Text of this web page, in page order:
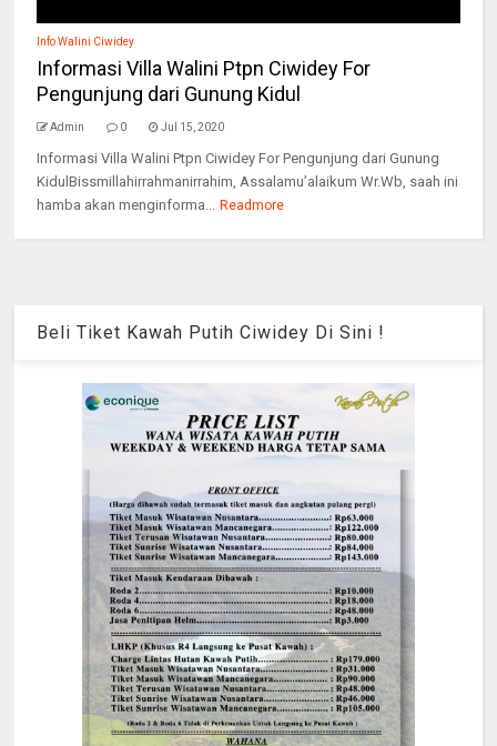
Info Walini Ciwidey
Informasi Villa Walini Ptpn Ciwidey For
Pengunjung dari Gunung Kidul
Admin 0 Jul 15, 2020
Informasi Villa Walini Ptpn Ciwidey For Pengunjung dari Gunung
KidulBissmillahirrahmanirrahim, Assalamu’alaikum Wr.Wb, saah ini
hamba akan menginforma... Readmore
Beli Tiket Kawah Putih Ciwidey Di Sini !